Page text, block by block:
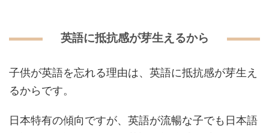
英語に抵抗感が芽生えるから
子供が英語を忘れる理由は、英語に抵抗感が芽生え
るからです。
日本特有の傾向ですが、英語が流暢な子でも日本語